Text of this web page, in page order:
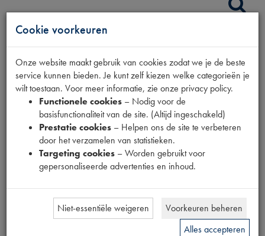
EMBLEEM RENAULT 4
GTL
Productnummer
2890041
45,79 (€37,84 excl. btw)
Cookie voorkeuren
Onze website maakt gebruik van cookies zodat we je de beste
service kunnen bieden. Je kunt zelf kiezen welke categorieën je
wilt toestaan. Voor meer informatie, zie onze privacy policy.
Functionele cookies – Nodig voor de
basisfunctionaliteit van de site. (Altijd ingeschakeld)
Prestatie cookies – Helpen ons de site te verbeteren
door het verzamelen van statistieken.
Targeting cookies – Worden gebruikt voor
gepersonaliseerde advertenties en inhoud.
Niet-essentiële weigeren
Voorkeuren beheren
Alles accepteren